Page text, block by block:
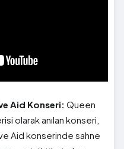
Aid Konseri: Queen
olarak anılan konseri,
Aid konserinde sahne